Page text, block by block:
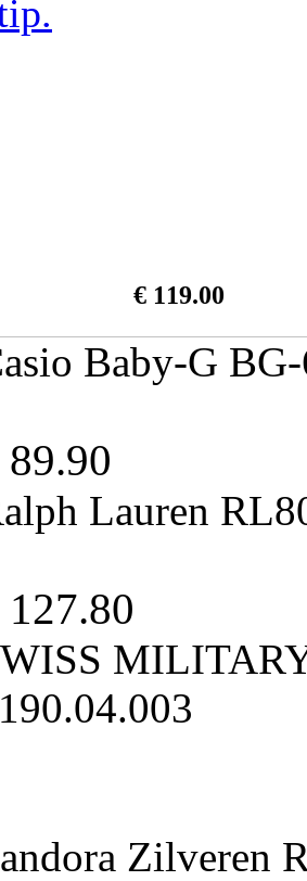
€ 119.00
Baby-G
Lauren
127.80
Zilveren